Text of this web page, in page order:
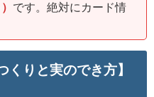
です。絶対にカード情
りと実のでき方】